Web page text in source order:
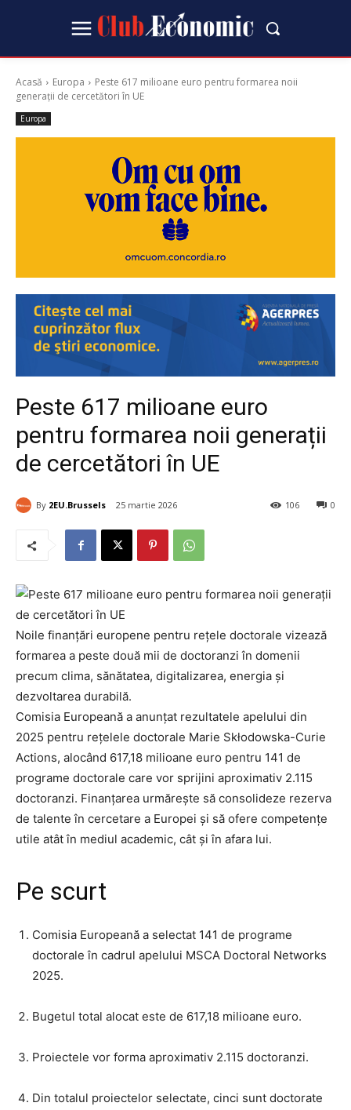
Acasă Europa
Peste 617 milioane euro pentru formarea noii
generații de cercetători în UE
Europa
Peste 617 milioane euro
pentru formarea noii generații
de cercetători în UE
By 2EU.Brussels 25 martie 2026 0
106
Noile finanțări europene pentru rețele doctorale vizează
formarea a peste două mii de doctoranzi în domenii
precum clima, sănătatea, digitalizarea, energia și
dezvoltarea durabilă.
Comisia Europeană a anunțat rezultatele apelului din
2025 pentru rețelele doctorale Marie Skłodowska-Curie
Actions, alocând 617,18 milioane euro pentru 141 de
programe doctorale care vor sprijini aproximativ 2.115
doctoranzi. Finanțarea urmărește să consolideze rezerva
de talente în cercetare a Europei și să ofere competențe
utile atât în mediul academic, cât și în afara lui.
Pe scurt
Comisia Europeană a selectat 141 de programe
doctorale în cadrul apelului MSCA Doctoral Networks
2025.
Bugetul total alocat este de 617,18 milioane euro.
Proiectele vor forma aproximativ 2.115 doctoranzi.
Din totalul proiectelor selectate, cinci sunt doctorate